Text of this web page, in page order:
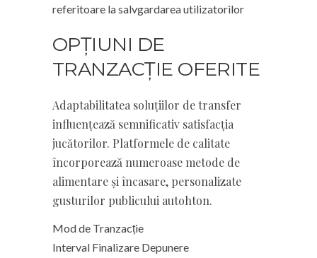
referitoare la salvgardarea utilizatorilor
OPȚIUNI DE
TRANZACȚIE OFERITE
Adaptabilitatea soluțiilor de transfer
influențează semnificativ satisfacția
jucătorilor. Platformele de calitate
încorporează numeroase metode de
alimentare și încasare, personalizate
gusturilor publicului autohton.
Mod de Tranzacție
Interval Finalizare Depunere